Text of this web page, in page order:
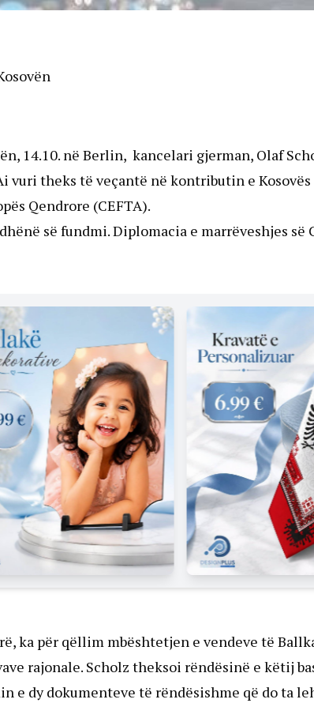
14.10. në Berlin, kancelari gjerman, Olaf
vuri theks të veçantë në kontributin e
Qendrore (CEFTA).
së fundmi. Diplomacia e marrëveshjes së
ka për qëllim mbështetjen e vendeve të
rajonale. Scholz theksoi rëndësinë e këtij
e dy dokumenteve të rëndësishme që do ta